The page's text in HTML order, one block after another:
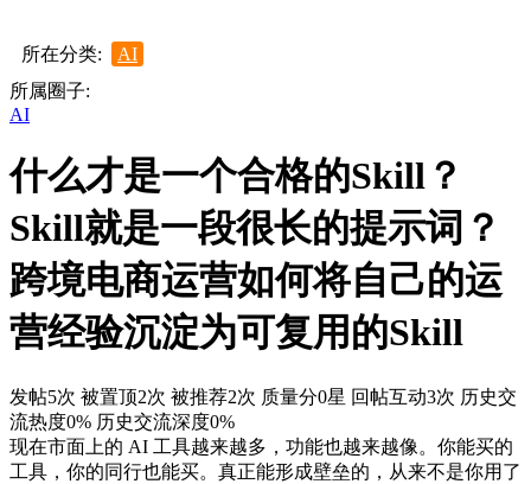
所在分类:
AI
所属圈子:
AI
什么才是一个合格的Skill？
Skill就是一段很长的提示词？
跨境电商运营如何将自己的运
营经验沉淀为可复用的Skill
发帖5次 被置顶2次 被推荐2次 质量分0星 回帖互动3次 历史交
流热度0% 历史交流深度0%
现在市面上的 AI 工具越来越多，功能也越来越像。你能买的
工具，你的同行也能买。真正能形成壁垒的，从来不是你用了